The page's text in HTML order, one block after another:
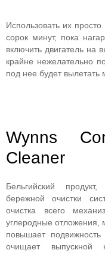
Использовать их
сорок минут, пока
включить двигатель на
крайне нежелательно
под нее будет вылетать
Wynns
Cleaner
Бельгийский
бережной очистки
очистка всего
углеродные
повышает
очищает выпускной